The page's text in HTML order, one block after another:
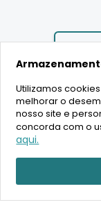
2020 Copyright
16.630.405/0001-
Utilizamos
melhorar o
nosso site e
concorda com o
aqui.